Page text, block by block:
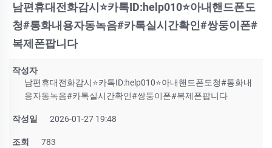
남편휴대전화감시⭐카톡ID:help010⭐아내핸드폰도
청#통화내용자동녹음#카톡실시간확인#쌍둥이폰#
복제폰팝니다
작성자
남편휴대전화감시⭐카톡ID:help010⭐아내핸드폰도청#통화내
용자동녹음#카톡실시간확인#쌍둥이폰#복제폰팝니다
작성일 2026-01-27 19:48
조회 783